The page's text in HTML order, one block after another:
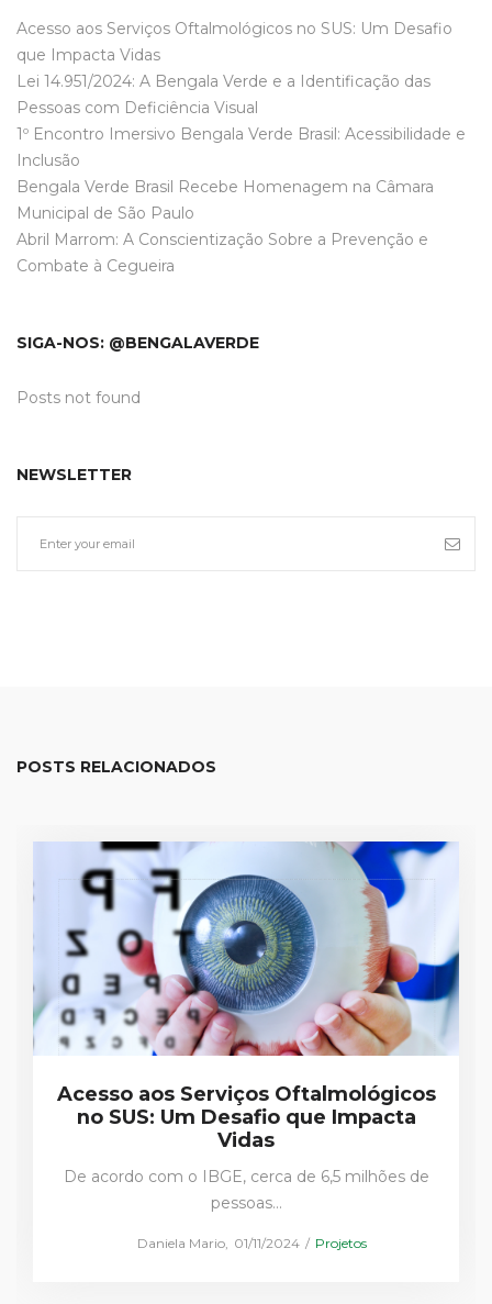
Acesso aos Serviços Oftalmológicos no SUS: Um Desafio
que Impacta Vidas
Lei 14.951/2024: A Bengala Verde e a Identificação das
Pessoas com Deficiência Visual
1º Encontro Imersivo Bengala Verde Brasil: Acessibilidade e
Inclusão
Bengala Verde Brasil Recebe Homenagem na Câmara
Municipal de São Paulo
Abril Marrom: A Conscientização Sobre a Prevenção e
Combate à Cegueira
SIGA-NOS: @BENGALAVERDE
Posts not found
NEWSLETTER
POSTS RELACIONADOS
Acesso aos Serviços Oftalmológicos
no SUS: Um Desafio que Impacta
Vidas
De acordo com o IBGE, cerca de 6,5 milhões de
pessoas…
Daniela Mario Posted
01/11/2024
Posted
Projetos